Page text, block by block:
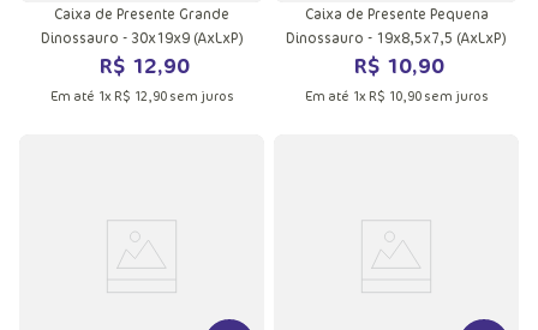
Caixa de Presente Grande
Dinossauro - 30x19x9 (AxLxP)
R$ 12,90
Em até 1x R$ 12 90sem juros
Caixa de Presente Pequena
Dinossauro - 19x8,5x7,5 (AxLxP)
R$ 10,90
Em até 1x R$ 10, 90sem juros